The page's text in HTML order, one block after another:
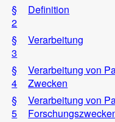
§
2
Definition
§
3
Verarbeitung
§
4
Verarbeitung von
Zwecken
§
5
Verarbeitung von